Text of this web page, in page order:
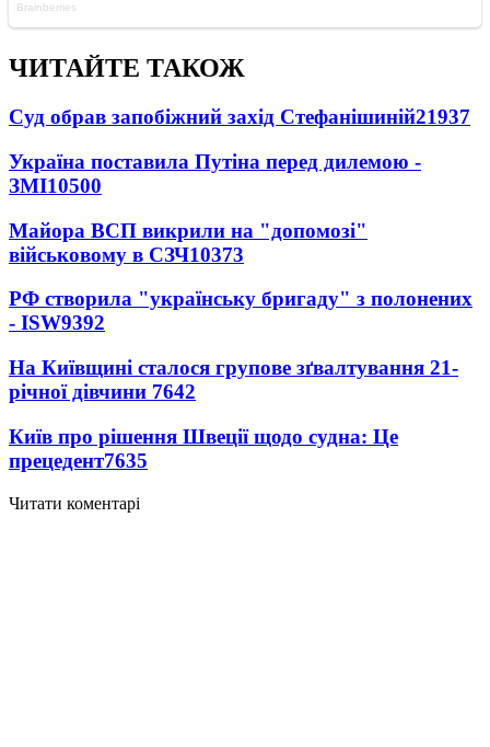
ЧИТАЙТЕ ТАКОЖ
Суд обрав запобіжний захід Стефанішиній21937
Україна поставила Путіна перед дилемою -
ЗМІ10500
Майора ВСП викрили на "допомозі"
військовому в СЗЧ10373
РФ створила "українську бригаду" з полонених
- ISW9392
На Київщині сталося групове зґвалтування 21-
річної дівчини 7642
Київ про рішення Швеції щодо судна: Це
прецедент7635
Читати коментарі